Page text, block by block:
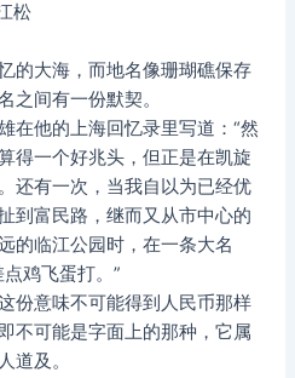
松
的大海，而地名像珊瑚礁保存
之间有一份默契。
在他的上海回忆录里写道：“然
得一个好兆头，但正是在凯旋
还有一次，当我自以为已经优
到富民路，继而又从市中心的
的临江公园时，在一条大名
点鸡飞蛋打。”
份意味不可能得到人民币那样
不可能是字面上的那种，它属
道及。